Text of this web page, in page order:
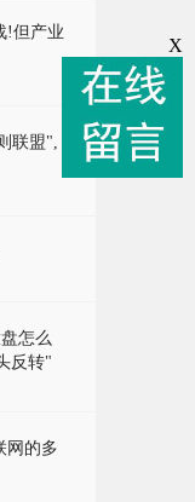
!但产业
联盟",
怎么
反转"
网的多
X